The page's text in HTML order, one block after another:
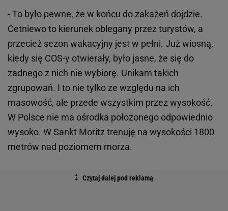
- To było pewne, że w końcu do zakażeń dojdzie.
Cetniewo to kierunek oblegany przez turystów, a
przecież sezon wakacyjny jest w pełni. Już wiosną,
kiedy się COS-y otwierały, było jasne, że się do
żadnego z nich nie wybiorę. Unikam takich
zgrupowań. I to nie tylko ze względu na ich
masowość, ale przede wszystkim przez wysokość.
W Polsce nie ma ośrodka położonego odpowiednio
wysoko. W Sankt Moritz trenuję na wysokości 1800
metrów nad poziomem morza.